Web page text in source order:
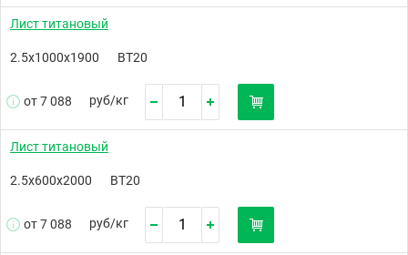
Лист титановый
2.5х1000х1900 ВТ20
от 7 088 руб/кг
Лист титановый
2.5х600х2000 ВТ20
от 7 088 руб/кг